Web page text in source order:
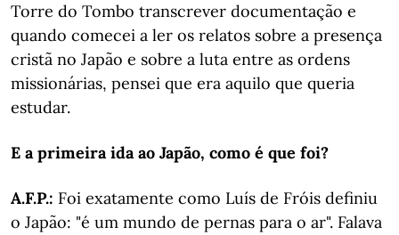
Torre do Tombo transcrever documentação e
quando comecei a ler os relatos sobre a presença
cristã no Japão e sobre a luta entre as ordens
missionárias, pensei que era aquilo que queria
estudar.
E a primeira ida ao Japão, como é que foi?
A.F.P.: Foi exatamente como Luís de Fróis definiu
o Japão: "é um mundo de pernas para o ar". Falava